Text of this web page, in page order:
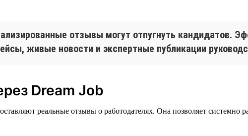
отзывы могут отпугнуть кандидатов.
живые новости и экспертные публикации
Dream Job
реальные отзывы о работодателях. Она позволяет